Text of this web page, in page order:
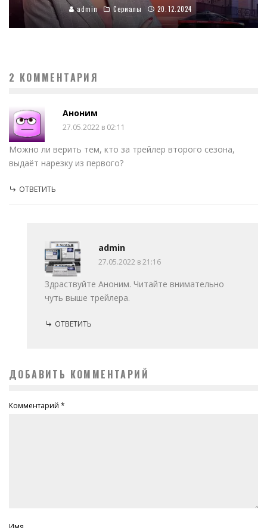
admin Сериалы 20.12.2024
2 КОММЕНТАРИЯ
Аноним
27.05.2022 в 02:11
Можно ли верить тем, кто за трейлер второго сезона,
выдаёт нарезку из первого?
ОТВЕТИТЬ
admin
27.05.2022 в 21:16
Здраствуйте Аноним. Читайте внимательно
чуть выше трейлера.
ОТВЕТИТЬ
ДОБАВИТЬ КОММЕНТАРИЙ
Комментарий *